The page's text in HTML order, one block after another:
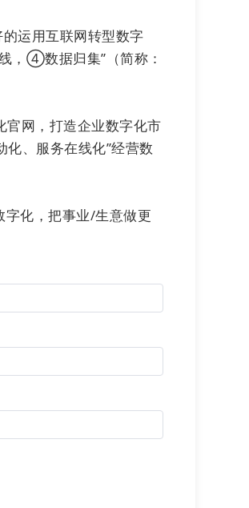
势会如何发展？贵公司将如
“互联网化”过程，中国虽然电
“互联网发展”，其实还在非
基本都还是“人人拥有一个
数字化普遍采用Saas云服务
等)，TOP10累加市值超
运用互联网转型数字
④数据归集”（简称：
官网，打造企业数字化市
化、服务在线化”经营数
字化，把事业/生意做更